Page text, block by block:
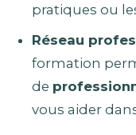
pratiques ou
Réseau
formation
de
vous aider